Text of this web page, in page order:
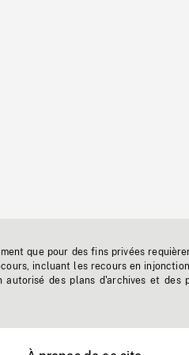
que pour des fins privées
incluant les recours en
des plans d'archives et des